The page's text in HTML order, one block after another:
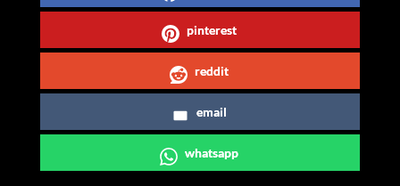
pinterest
reddit
email
whatsapp